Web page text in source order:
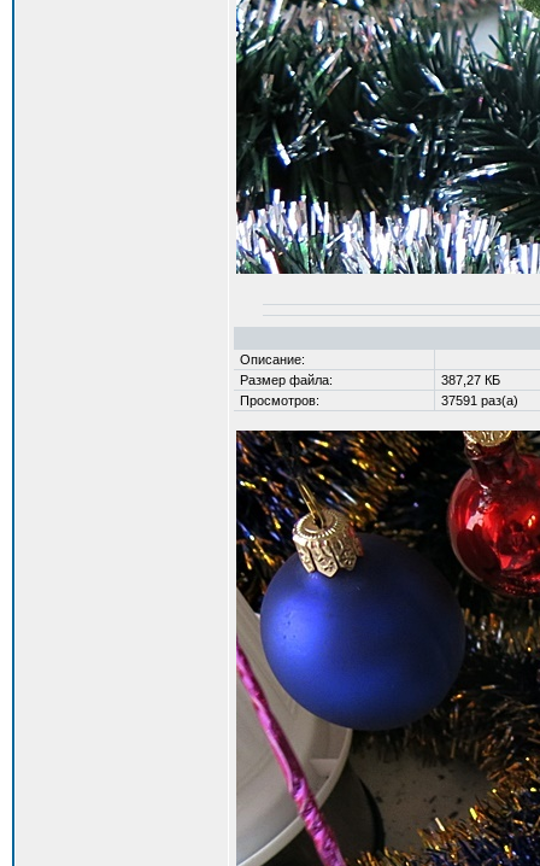
Описание:
Размер файла:
387,27 КБ
Просмотров:
37591 раз(а)